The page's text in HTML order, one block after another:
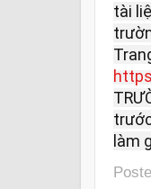
tài
làm